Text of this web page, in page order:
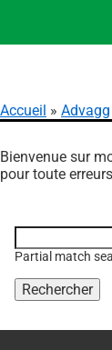
Aller
principal
d'Ariane
Accueil Advagg
Bienvenue sur
pour toute
topic, etc.
Partial match